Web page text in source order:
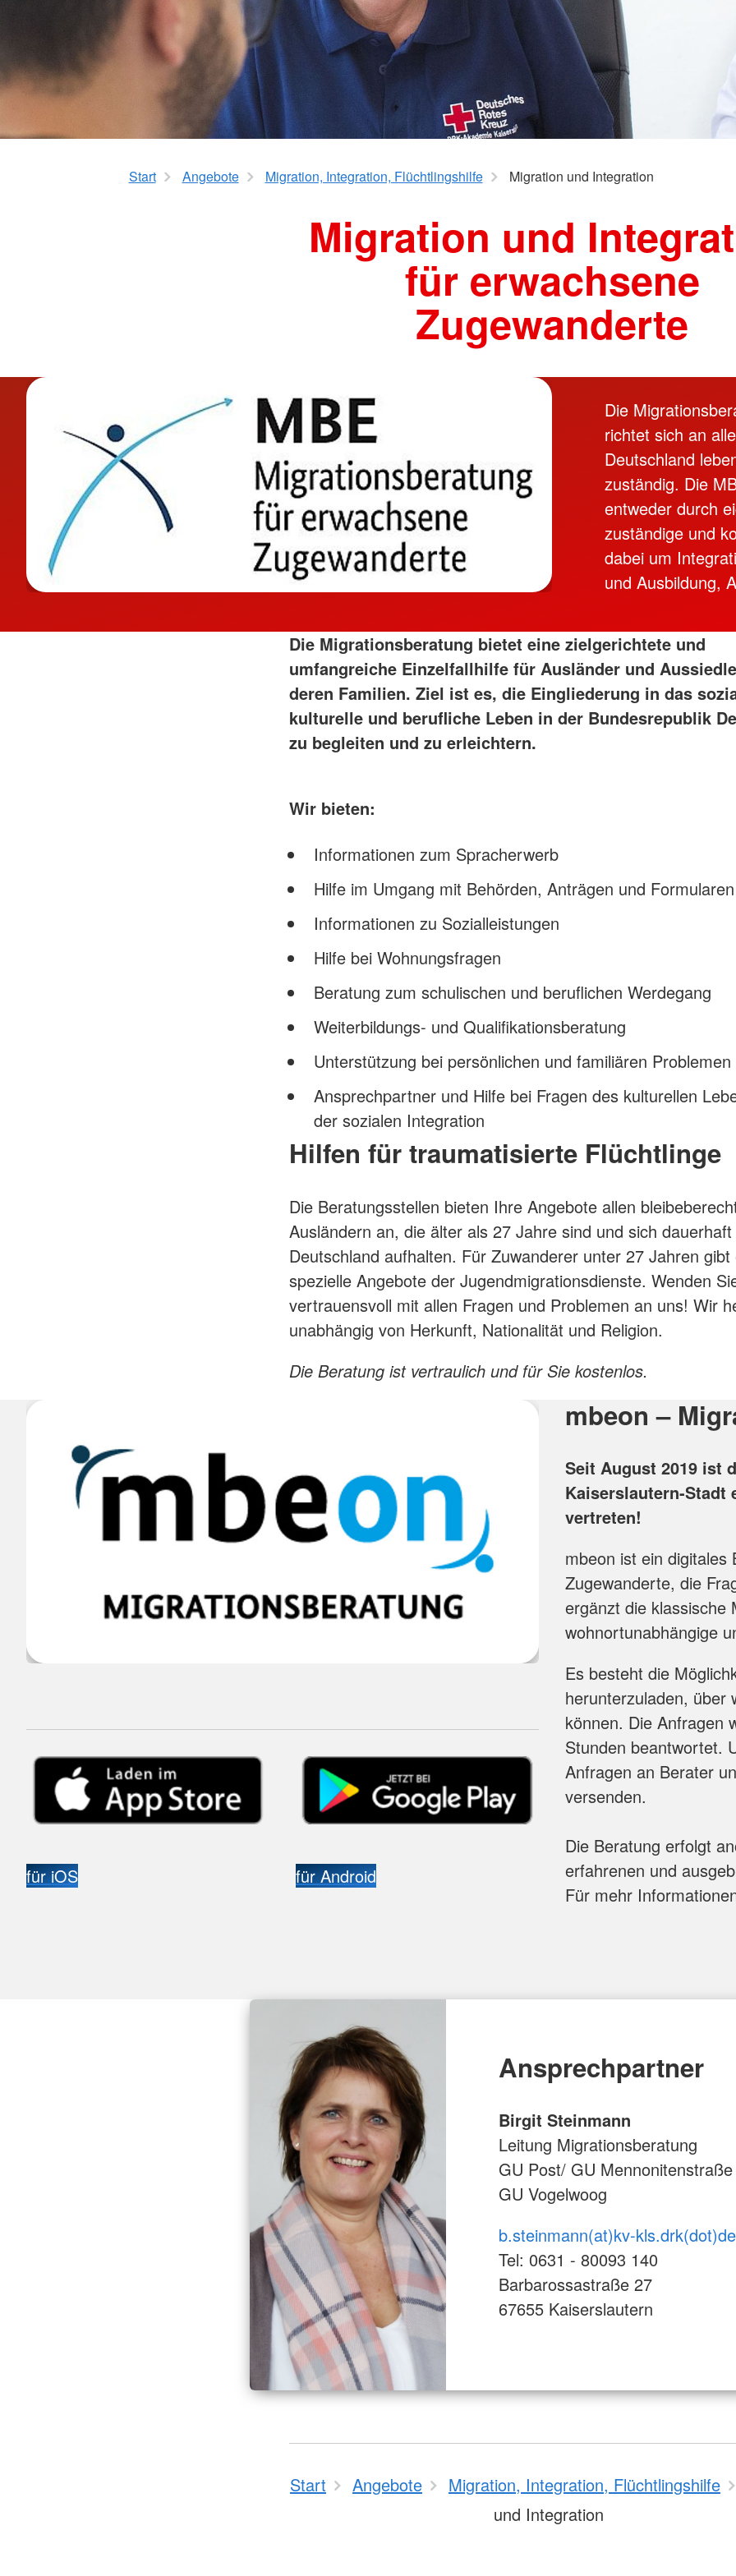
Sanitätsdienstausbildung
Betreuungseinrichtungen
Erste Hilfe für Vorschulkinder
Erste Hilfe für Pflegekräfte
Best Practice – Kurse für DRK-
Ausbilder*innen
Seniorengymnastik
Yoga 50plus
Start Angebote Migration, Integration, Flüchtlingshilfe Migration und Integration
Migration und
für erwachsene
Zugewanderte
Die
richtet sich an
Deutschland
zuständig. Die
entweder durch
zuständige und
dabei um
und Ausbildung,
Die Migrationsberatung bietet eine zielgerichtete und
umfangreiche Einzelfallhilfe für Ausländer und
deren Familien. Ziel ist es, die Eingliederung in das
kulturelle und berufliche Leben in der Bundesrepublik
zu begleiten und zu erleichtern.
Wir bieten:
Informationen zum Spracherwerb
Hilfe im Umgang mit Behörden, Anträgen und Formularen
Informationen zu Sozialleistungen
Hilfe bei Wohnungsfragen
Beratung zum schulischen und beruflichen Werdegang
Weiterbildungs- und Qualifikationsberatung
Unterstützung bei persönlichen und familiären Problemen
Ansprechpartner und Hilfe bei Fragen des kulturellen
der sozialen Integration
Hilfen für traumatisierte Flüchtlinge
Die Beratungsstellen bieten Ihre Angebote allen
Ausländern an, die älter als 27 Jahre sind und sich dauerhaft
Deutschland aufhalten. Für Zuwanderer unter 27 Jahren gibt
spezielle Angebote der Jugendmigrationsdienste. Wenden
vertrauensvoll mit allen Fragen und Problemen an uns! Wir
unabhängig von Herkunft, Nationalität und Religion.
Die Beratung ist vertraulich und für Sie kostenlos.
für iOS für Android
mbeon –
Seit August 2019 ist
Kaiserslautern-Stadt
vertreten!
mbeon ist ein
Zugewanderte, die
ergänzt die klassische
wohnortunabhängige
Es besteht die
herunterzuladen, über
können. Die Anfragen
Stunden beantwortet.
Anfragen an Berater
versenden.
Die Beratung erfolgt
erfahrenen und
Für mehr
Ansprechpartner
Birgit Steinmann
Leitung Migrationsberatung
GU Post/ GU Mennonitenstraße
GU Vogelwoog
b.steinmann(at)kv-kls.drk(dot)de
Tel: 0631 - 80093 140
Barbarossastraße 27
67655 Kaiserslautern
Start Angebote Migration, Integration, Flüchtlingshilfe
und Integration